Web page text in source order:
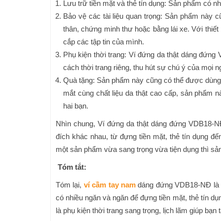
Lưu trữ tiền mặt và thẻ tín dụng: Sản phẩm có
Bảo vệ các tài liệu quan trọng: Sản phẩm này
thân, chứng minh thư hoặc bằng lái xe. Với
cắp các tập tin của mình.
Phụ kiện thời trang: Ví đứng da thật dáng đứng
cách thời trang riêng, thu hút sự chú ý của mọi
Quà tặng: Sản phẩm này cũng có thể được
mắt cùng chất liệu da thật cao cấp, sản phẩm
hai bạn.
Nhìn chung, Ví đứng da thật dáng đứng VDB18-
đích khác nhau, từ đựng tiền mặt, thẻ tín dụng
một sản phẩm vừa sang trọng vừa tiện dụng thì
Tóm tắt:
Tóm lại, ví cầm tay nam dáng đứng VDB18-NĐ
có nhiều ngăn và ngăn để đựng tiền mặt, thẻ tín
là phụ kiện thời trang sang trọng, lịch lãm giúp